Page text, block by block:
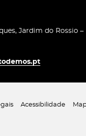
Jardim do Rossio
Acessibilidade